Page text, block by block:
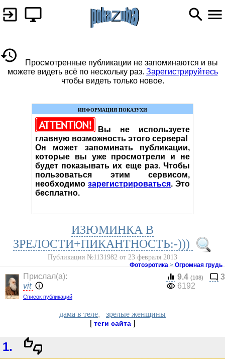
Просмотренные публикации не запоминаются и вы
можете видеть всё по нескольку раз. Зарегистрируйтесь
чтобы видеть только новое.
ИНФОРМАЦИЯ ПОКАЗУХИ
Вы не используете
главную возможность этого сервера!
Он может запоминать публикации,
которые вы уже просмотрели и не
будет показывать их еще раз. Чтобы
пользоваться этим сервисом,
необходимо зарегистрироваться. Это
бесплатно.
ИЗЮМИНКА В
ЗРЕЛОСТИ+ПИКАНТНОСТЬ:-)))
Публикация №1131982 от 23 февраля 2013
Фотоэротика > Огромная грудь
Прислал(a):
vit
Список публикаций
9.4 (108)
3
6192
дама в теле, зрелые женщины
[теги сайта ]
1.